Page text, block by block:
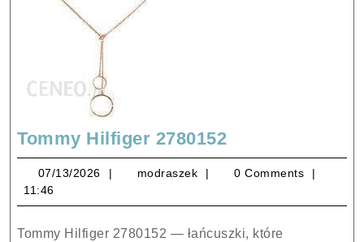
Tommy Hilfiger 2780152Tommy
Hilfiger
2780152
07/13/2026 07/13/2026
modraszek modraszek
0 Comments
11:46
Tommy Hilfiger 2780152 — łańcuszki, które